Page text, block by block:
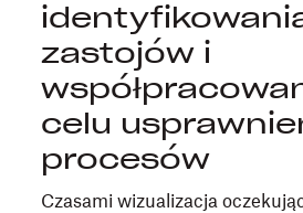
zastojów i
celu
procesów
Czasami wizualizacja